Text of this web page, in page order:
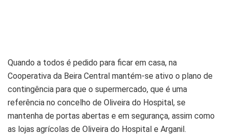
Quando a todos é pedido para ficar em casa, na
Cooperativa da Beira Central mantém-se ativo o plano de
contingência para que o supermercado, que é uma
referência no concelho de Oliveira do Hospital, se
mantenha de portas abertas e em segurança, assim como
as lojas agrícolas de Oliveira do Hospital e Arganil.